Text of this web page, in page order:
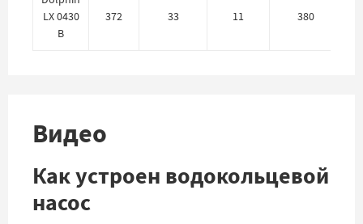
LX 0430
B
372 33 11 380
Видео
Как устроен водокольцевой
насос